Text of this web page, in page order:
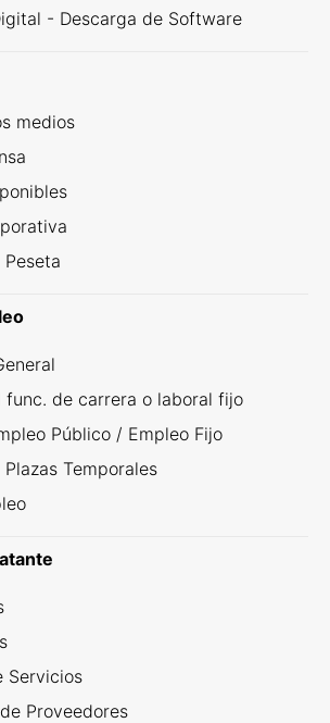
- Descarga de Software
medios
func. de carrera o laboral fijo
Público / Empleo Fijo
Temporales
Servicios
Proveedores